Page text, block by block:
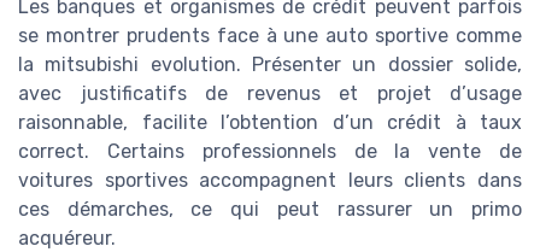
Les banques et organismes de crédit peuvent parfois
se montrer prudents face à une auto sportive comme
la mitsubishi evolution. Présenter un dossier solide,
avec justificatifs de revenus et projet d’usage
raisonnable, facilite l’obtention d’un crédit à taux
correct. Certains professionnels de la vente de
voitures sportives accompagnent leurs clients dans
ces démarches, ce qui peut rassurer un primo
acquéreur.